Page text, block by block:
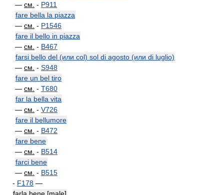
— см. - P911
fare bella la piazza
— см. - P1546
fare il bello in piazza
— см. - B467
farsi bello del (или col) sol di agosto (или di luglio)
— см. - S948
fare un bel tiro
— см. - T680
far la bella vita
— см. - V726
fare il bellumore
— см. - B472
fare bene
— см. - B514
farci bene
— см. - B515
- F178 —